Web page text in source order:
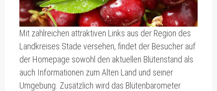
Mit zahlreichen attraktiven Links aus der Region des
Landkreises Stade versehen, findet der Besucher auf
der Homepage sowohl den aktuellen Blütenstand als
auch Informationen zum Alten Land und seiner
Umgebung. Zusätzlich wird das Blütenbarometer